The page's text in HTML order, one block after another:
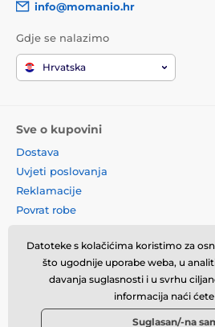
info@momanio.hr
Gdje se nalazimo
Hrvatska
Sve o kupovini
Dostava
Uvjeti poslovanja
Reklamacije
Povrat robe
Načela o korištenju kolačića
Kontaktne informacije
Informacije o obradi osobnih
Datoteke s kolačićima koristimo za
što ugodnije uporabe weba, u
davanja suglasnosti i u svrhu
informacija naći ćete
Suglasan/-na